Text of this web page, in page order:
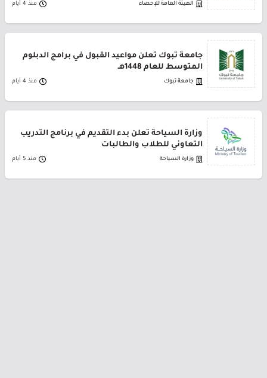
الهيئة العامة للإحصاء منذ 4 أيام
جامعة تبوك تعلن مواعيد القبول في برامج الدبلوم
المتوسط للعام 1448هـ
جامعة تبوك منذ 4 أيام
وزارة السياحة تعلن بدء التقديم في برنامج التدريب
التعاوني للطلاب والطالبات
وزارة السياحة منذ 5 أيام